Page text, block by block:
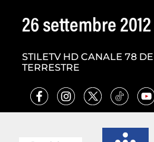
26 settembre 2012
STILETV HD CANALE 78
TERRESTRE